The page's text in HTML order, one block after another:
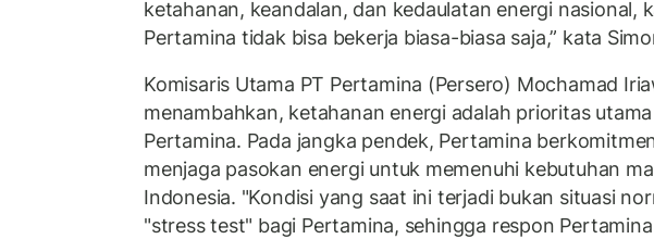
ketahanan, keandalan, dan kedaulatan energi nasional,
Pertamina tidak bisa bekerja biasa-biasa saja,” kata
Komisaris Utama PT Pertamina (Persero) Mochamad
menambahkan, ketahanan energi adalah prioritas utama
Pertamina. Pada jangka pendek, Pertamina
menjaga pasokan energi untuk memenuhi kebutuhan
Indonesia. "Kondisi yang saat ini terjadi bukan situasi
"stress test" bagi Pertamina, sehingga respon